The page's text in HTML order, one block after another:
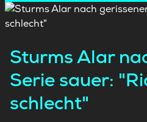
Sturms Alar
Serie sauer:
schlecht"